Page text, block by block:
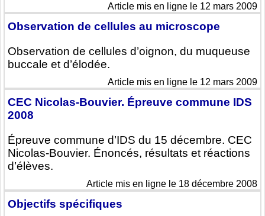
Article mis en ligne le 12 mars 2009
Observation de cellules au microscope
Observation de cellules d’oignon, du muqueuse
buccale et d’élodée.
Article mis en ligne le 12 mars 2009
CEC Nicolas-Bouvier. Épreuve commune IDS
2008
Épreuve commune d’IDS du 15 décembre. CEC
Nicolas-Bouvier. Énoncés, résultats et réactions
d’élèves.
Article mis en ligne le 18 décembre 2008
Objectifs spécifiques